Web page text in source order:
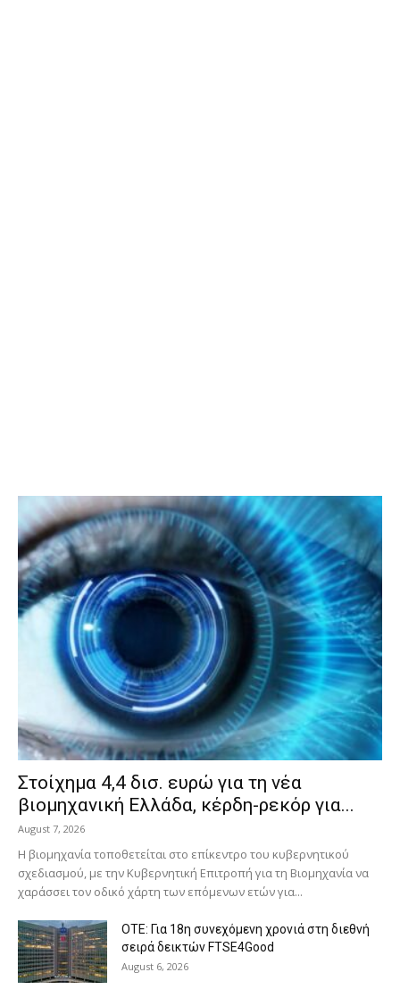
Στοίχημα 4,4 δισ. ευρώ για τη νέα
βιομηχανική Ελλάδα, κέρδη-ρεκόρ για...
August 7, 2026
Η βιομηχανία τοποθετείται στο επίκεντρο του κυβερνητικού
σχεδιασμού, με την Κυβερνητική Επιτροπή για τη Βιομηχανία να
χαράσσει τον οδικό χάρτη των επόμενων ετών για...
ΟΤΕ: Για 18η συνεχόμενη χρονιά στη διεθνή
σειρά δεικτών FTSE4Good
August 6, 2026